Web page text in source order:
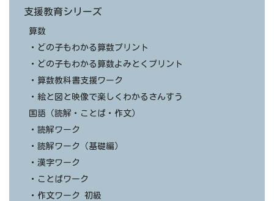
支援教育シリーズ
算数
・どの子もわかる算数プリント
・どの子もわかる算数よみとくプリント
・算数教科書支援ワーク
・絵と図と映像で楽しくわかるさんすう
国語（読解・ことば・作文）
・読解ワーク
・読解ワーク（基礎編）
・漢字ワーク
・ことばワーク
・作文ワーク 初級